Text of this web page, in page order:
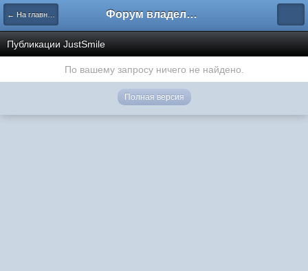
← На главную Форум владельцев интернет-магазинов
Публикации JustSmile
По вашему запросу ничего не найдено.
Полная версия